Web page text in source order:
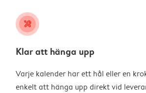
tools
Klar att hänga upp
Varje kalender har ett hål eller en
enkelt att hänga upp direkt vid